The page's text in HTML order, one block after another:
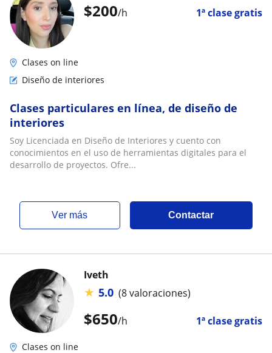
$200/h 1ª clase gratis
Clases on line
Diseño de interiores
Clases particulares en línea, de diseño de
interiores
Soy Licenciada en Diseño de Interiores y cuento con
conocimientos en el uso de herramientas digitales para el
desarrollo de proyectos. Ofre...
ver más Contactar
$650/h 1ª clase gratis
Iveth
★ 5.0 (8 valoraciones)
Clases on line